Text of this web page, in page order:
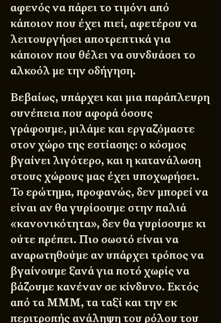
αφενός να πάρει το τιμόνι από
κάποιον που έχει πιεί, αφετέρου να
λειτουργήσει αποτρεπτικά για
κάποιον που θέλει να συνδυάσει το
αλκοόλ με την οδήγηση.
Βεβαίως, υπάρχει και μια παράπλευρη
συνέπεια που αφορά όσους
γράφουμε, μιλάμε και εργαζόμαστε
στον χώρο της εστίασης: ο κόσμος
βγαίνει λιγότερο, και η κατανάλωση
στους χώρους μας έχει υποχωρήσει.
Το ερώτημα, προφανώς, δεν μπορεί να
είναι αν θα γυρίσουμε στην παλιά
«κανονικότητα», δεν θα γυρίσουμε κι
ούτε πρέπει. Πιο σωστό είναι να
αναρωτηθούμε αν υπάρχει τρόπος να
βγαίνουμε ξανά για ποτό χωρίς να
βάζουμε κανέναν σε κίνδυνο. Εκτός
από τα ΜΜΜ, τα ταξί και την εκ
περιτροπής ανάληψη του ρόλου του